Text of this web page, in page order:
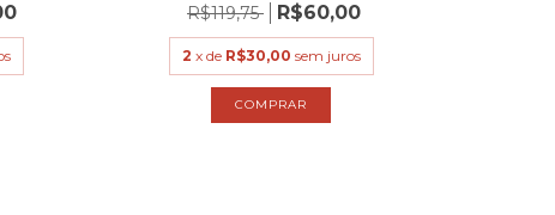
R$119,75 R$60,00
2 x de R$30,00 sem juros